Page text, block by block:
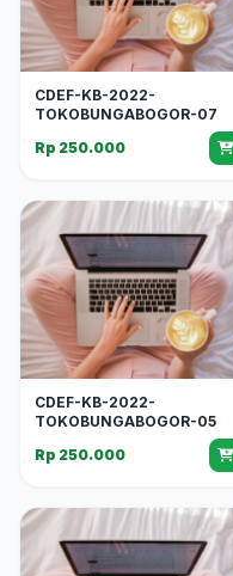
CDEF-KB-2022-
TOKOBUNGABOGOR-07
Rp 250.000
CDEF-KB-2022-
TOKOBUNGABOGOR-05
Rp 250.000